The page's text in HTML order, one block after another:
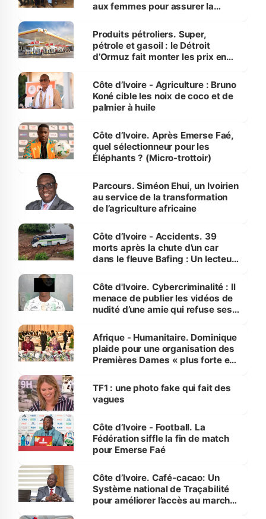
aux femmes pour assurer la
menacées
Produits pétroliers. Super,
pétrole et gasoil : le Détroit
d’Ormuz fait monter les prix en
Côte d’Ivoire - Agriculture : Bruno
Koné cible les noix de coco et de
palmier à huile
Côte d’Ivoire. Après Emerse Faé,
quel sélectionneur pour les
Éléphants ? (Micro-trottoir)
Parcours. Siméon Ehui, un Ivoirien
au service de la transformation
de l’agriculture africaine
Côte d’Ivoire - Accidents. 39
morts après la chute d’un car
dans le fleuve Bafing : Un lecteur
des Transports
Côte d'Ivoire. Cybercriminalité : Il
menace de publier les vidéos de
nudité d’une amie qui refuse ses
Afrique - Humanitaire. Dominique
plaide pour une organisation des
Premières Dames « plus forte et
sur la scène internationale »
TF1 : une photo fake qui fait des
vagues
Côte d’Ivoire - Football. La
Fédération siffle la fin de match
pour Emerse Faé
Côte d’Ivoire. Café-cacao: Un
Système national de Traçabilité
pour améliorer l’accès au marché